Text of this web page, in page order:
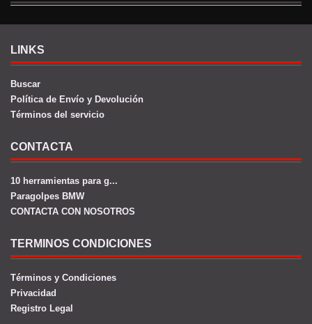
LINKS
Buscar
Política de Envío y Devolución
Términos del servicio
CONTACTA
10 herramientas para g...
Paragolpes BMW
CONTACTA CON NOSOTROS
TERMINOS CONDICIONES
Términos y Condiciones
Privacidad
Registro Legal